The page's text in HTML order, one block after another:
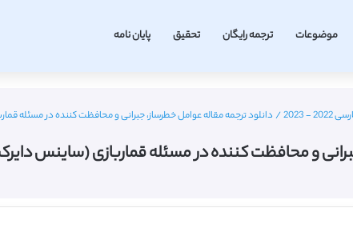
موضوعات ترجمه رایگان تحقیق پایان نامه
2023
/ دانلود ترجمه مقاله عوامل خطرساز، جبرانی و محافظت کننده در مسئله قماربازی (ساینس
کننده در مسئله قماربازی (ساینس دایرکت – الزویر 2021) (ترجمه